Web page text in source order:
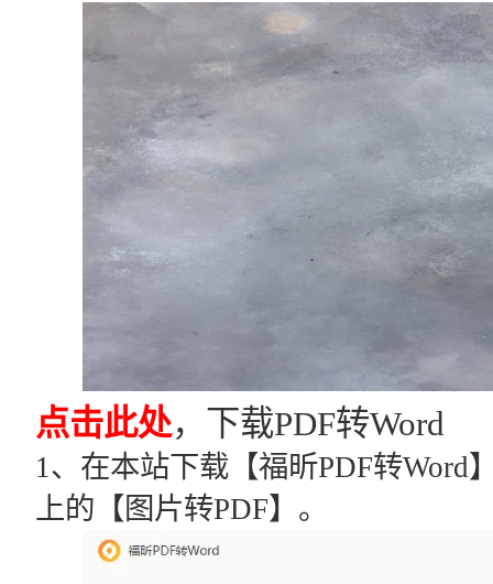
点击此处，下载PDF转Word
1、在本站下载【福昕PDF转Word
上的【图片转PDF】。